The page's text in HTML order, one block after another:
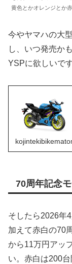
黄色とかオレンジとか
今やヤマハの大
し、いつ発売か
YSPに欲しいで
70周年記念
そしたら2026年
加えて赤白の70
から11万円アッ
い。赤白は200